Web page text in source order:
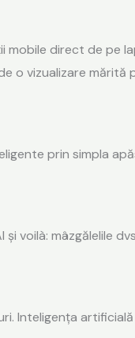
mobile direct de pe
o vizualizare mărită
prin simpla
voilà: mâzgălelile
Inteligența